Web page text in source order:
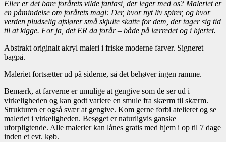
Eller er det bare forårets vilde fantasi, der leger med os? Maleriet er
en påmindelse om forårets magi: Der, hvor nyt liv spirer, og hvor
verden pludselig afslører små skjulte skatte for dem, der tager sig tid
til at kigge. For ja, det ER da forår – både på lærredet og i hjertet.
Abstrakt originalt akryl maleri i friske moderne farver. Signeret
bagpå.
Maleriet fortsætter ud på siderne, så det behøver ingen ramme.
Bemærk, at farverne er umulige at gengive som de ser ud i
virkeligheden og kan godt variere en smule fra skærm til skærm.
Strukturen er også svær at gengive. Kom gerne forbi atelieret og se
maleriet i virkeligheden. Besøget er naturligvis ganske
uforpligtende. Alle malerier kan lånes gratis med hjem i op til 7 dage
inden et evt. køb.